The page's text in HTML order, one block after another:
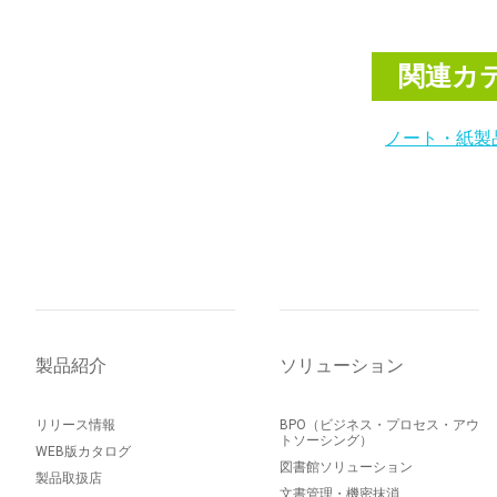
関連カ
ノート・紙製
製品紹介
リリース情報
WEB版カタログ
製品取扱店
ソリューション
BPO（ビジネス・プロセス・アウ
トソーシング）
図書館ソリューション
文書管理・機密抹消